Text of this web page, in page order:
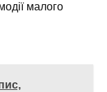
малого